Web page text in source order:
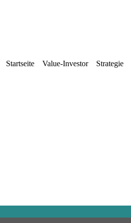
Startseite Value-Investor Strategie